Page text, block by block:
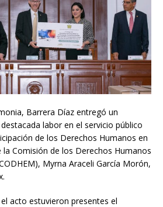
Barrera Díaz entregó un
labor en el servicio público
de los Derechos Humanos en
Comisión de los Derechos Humanos
Myrna Araceli García Morón,
acto estuvieron presentes el